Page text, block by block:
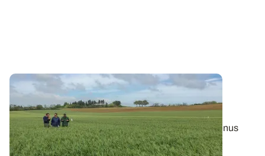
Variétés de blé dur : les performances
2023/2024 dans le Sud-Ouest
Retrouvez les résultats des variétés de blé dur, obtenus
dans le réseau d’essais du Sud...